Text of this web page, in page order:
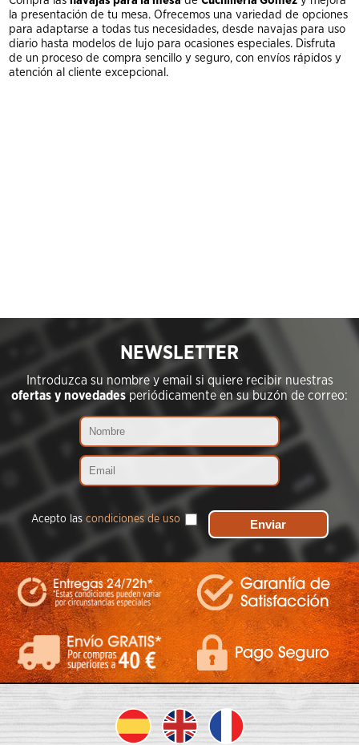
la presentación de tu mesa. Ofrecemos una variedad de opciones
para adaptarse a todas tus necesidades, desde navajas para uso
diario hasta modelos de lujo para ocasiones especiales. Disfruta
de un proceso de compra sencillo y seguro, con envíos rápidos y
atención al cliente excepcional.
NEWSLETTER
Introduzca su nombre y email si quiere recibir nuestras
ofertas y novedadesperiódicamente en su buzón de correo:
Acepto las condiciones de uso